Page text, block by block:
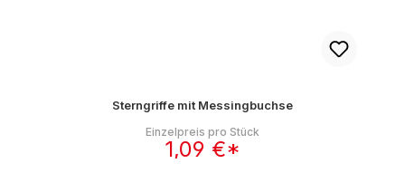
Sterngriffe mit Messingbuchse
Einzelpreis pro Stück
1,09 €*